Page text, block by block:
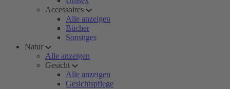
Accessoires
Alle anzeigen
Bücher
Sonstiges
Natur
Alle anzeigen
Gesicht
Alle anzeigen
Gesichtspflege